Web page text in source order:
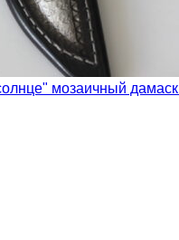
мозаичный дамаск